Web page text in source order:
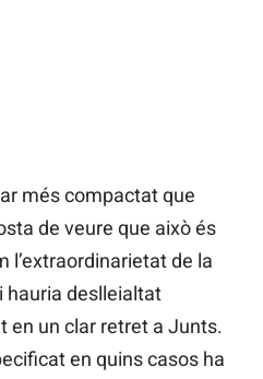
més compactat que
de veure que això és
l’extraordinarietat de la
hauria deslleialtat
en un clar retret a Junts.
en quins casos ha